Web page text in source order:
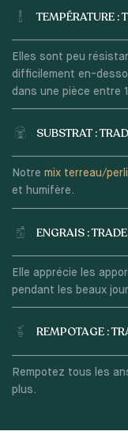
TEMPÉRATURE :
Elles sont peu
difficilement en-
dans une pièce entre
SUBSTRAT :
Notre mix terreau/
et humifère.
ENGRAIS :
Elle apprécie les
pendant les beaux
REMPOTAGE :
Rempotez tous les
plus.